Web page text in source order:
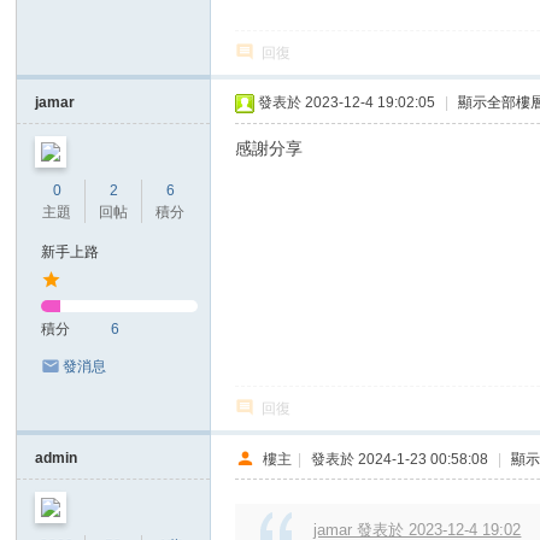
回復
jamar
0
主題
2
回帖
6
積分
新手上路
積分 6
發消息
發表於 2023-12-4 19:02:05 顯示全部樓
感謝分享
回復
admin 樓主 | 發表於 2024-1-23 00:58:08 | 顯
jamar 發表於 2023-12-4 19:02